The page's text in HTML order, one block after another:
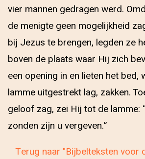
vier mannen gedragen werd.
de menigte geen mogelijkheid
bij Jezus te brengen, legden ze
boven de plaats waar Hij zich
een opening in en lieten het bed,
lamme uitgestrekt lag, zakken.
geloof zag, zei Hij tot de lamme:
zonden zijn u vergeven.”
Terug naar "Bijbelteksten voor